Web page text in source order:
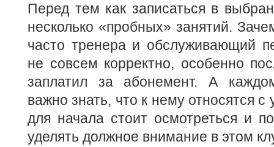
Перед тем как записаться в
несколько «пробных» занятий.
часто тренера и обслуживающий
не совсем корректно, особенно
заплатил за абонемент. А
важно знать, что к нему относятся
для начала стоит осмотреться и
уделять должное внимание в этом